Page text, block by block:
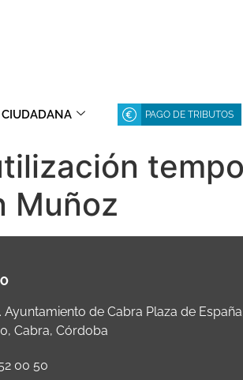
CIUDADANA PAGO DE TRIBUTOS
Muñoz
Ayuntamiento de Cabra Plaza de
Cabra, Córdoba
00 50